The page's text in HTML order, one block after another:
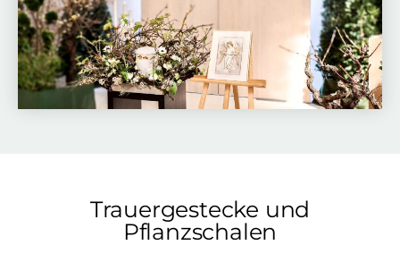
Trauergestecke und
Pflanzschalen